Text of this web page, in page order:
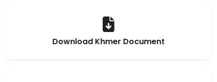
Download Khmer Document